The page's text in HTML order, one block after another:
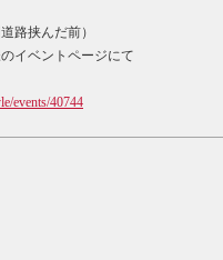
挟んだ前）
イベントページにて
events/40744